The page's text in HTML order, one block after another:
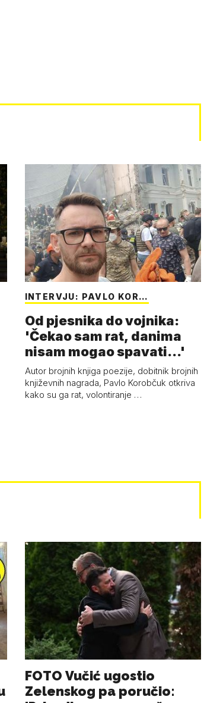
INTERVJU: PAVLO KOR…
Od pjesnika do vojnika:
'Čekao sam rat, danima
nisam mogao spavati...'
Autor brojnih knjiga poezije, dobitnik brojnih
književnih nagrada, Pavlo Korobčuk otkriva
kako su ga rat, volontiranje …